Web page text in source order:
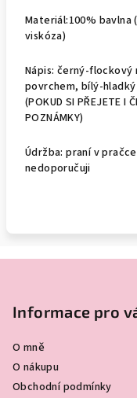
Materiál:100% bavlna
viskóza)
Nápis: černý-flockový
povrchem, bílý-hladký
(POKUD SI PŘEJETE I
POZNÁMKY)
Údržba: praní v
nedoporučuji
Informace pro
O mně
O nákupu
Obchodní podmínky